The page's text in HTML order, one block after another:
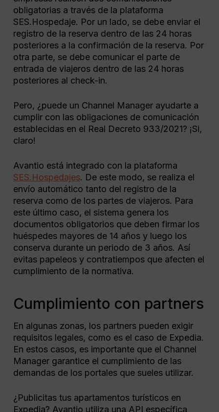
obligatorias a través de la plataforma
SES.Hospedaje. Por un lado, se debe enviar el
registro de la reserva dentro de las 24 horas
posteriores a la confirmación de la reserva. Por
otra parte, se debe comunicar el parte de
entrada de viajeros dentro de las 24 horas
posteriores al check-in.
Pero, ¿puede un Channel Manager ayudarte a
cumplir con las obligaciones de comunicación
establecidas en el Real Decreto 933/2021? ¡Si,
claro!
Avantio está integrado con la plataforma
SES.Hospedajes. De este modo, se realiza el
envío automático tanto del registro de la
reserva como de los partes de viajeros. Para
este último caso, el sistema genera los
documentos obligatorios que deben firmar los
huéspedes mayores de 14 años y luego los
conserva durante un periodo de 3 años. Así
evitas papeleos y contratiempos que afecten el
cumplimiento de la normativa.
Cumplimiento con partners
En algunas zonas, los partners pueden exigir
requisitos legales, como es el caso de Expedia.
En estos casos, es importante que el Channel
Manager garantice el cumplimiento de las
demandas de los portales que sueles utilizar.
¿Publicitas tus apartamentos turísticos en
Expedia? Avantio utiliza una API específica